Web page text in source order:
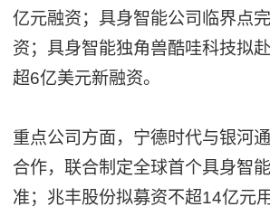
亿元融资；具身智能公司临界点
资；具身智能独角兽酷哇科技拟
超6亿美元新融资。
重点公司方面，宁德时代与银河
合作，联合制定全球首个具身智
准；兆丰股份拟募资不超14亿元